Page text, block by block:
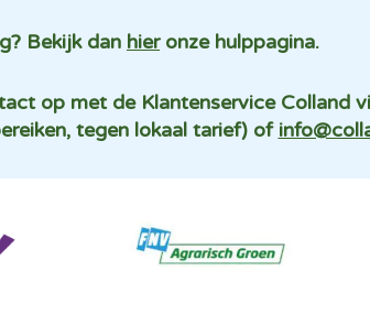
Bekijk dan hieronze hulppagina.
op met de Klantenservice Colland
tegen lokaal tarief) of